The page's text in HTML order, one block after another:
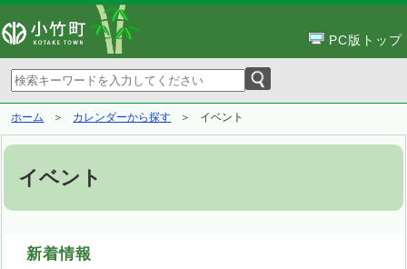
PC版トップ
ホーム カレンダーから探す イベント
イベント
新着情報